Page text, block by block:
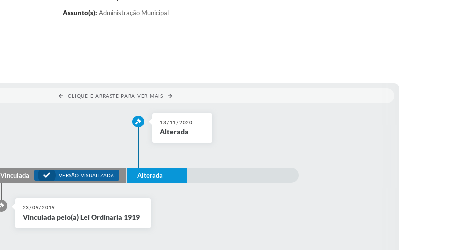
Assunto(s): Administração Municipal
CLIQUE E ARRASTE PARA VER MAIS
Vinculada VERSÃO VISUALIZADA
23/09/2019
Vinculada pelo(a) Lei Ordinaria 1919
Alterada
13/11/2020
Alterada